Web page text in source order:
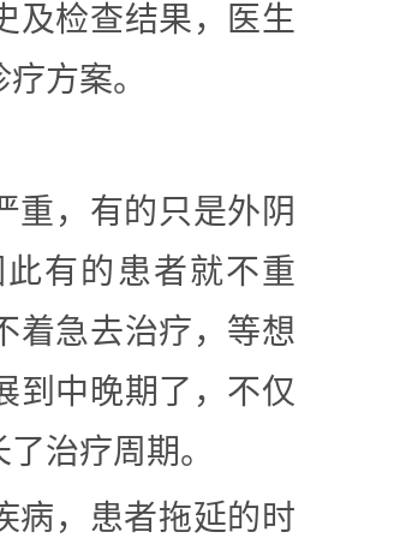
及检查结果，医生
方案。
重，有的只是外阴
有的患者就不重
着急去治疗，等想
到中晚期了，不仅
治疗周期。
病，患者拖延的时